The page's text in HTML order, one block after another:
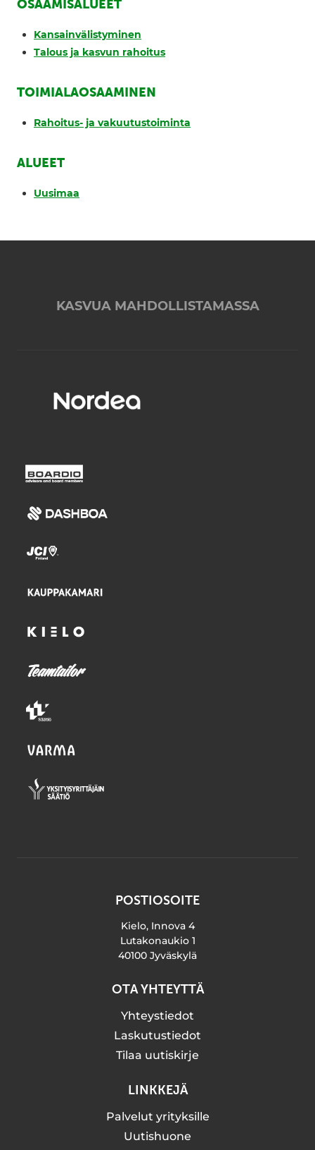
OSAAMISALUEET
Kansainvälistyminen
Talous ja kasvun rahoitus
TOIMIALAOSAAMINEN
Rahoitus- ja vakuutustoiminta
ALUEET
Uusimaa
KASVUA MAHDOLLISTAMASSA
POSTIOSOITE
Kielo, Innova 4
Lutakonaukio 1
40100 Jyväskylä
OTA YHTEYTTÄ
Yhteystiedot
Laskutustiedot
Tilaa uutiskirje
LINKKEJÄ
Palvelut yrityksille
Uutishuone